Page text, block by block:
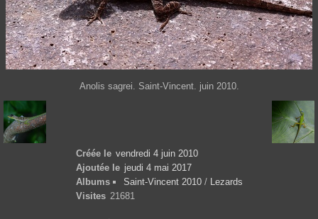
Anolis sagrei. Saint-Vincent. juin 2010.
Créée le vendredi 4 juin 2010
Ajoutée le jeudi 4 mai 2017
Albums
Saint-Vincent 2010 / Lezards
Visites 21681